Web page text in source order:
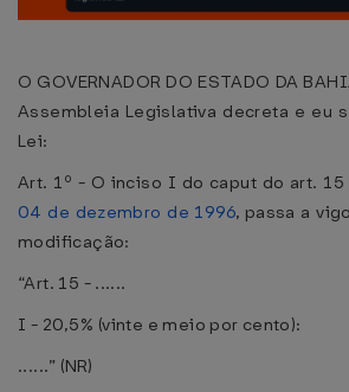
O GOVERNADOR DO ESTADO DA
Assembleia Legislativa decreta e eu
Lei:
Art. 1º - O inciso I do caput do art. 15
04 de dezembro de 1996, passa a
modificação:
“Art. 15 - ......
I - 20,5% (vinte e meio por cento):
......” (NR)